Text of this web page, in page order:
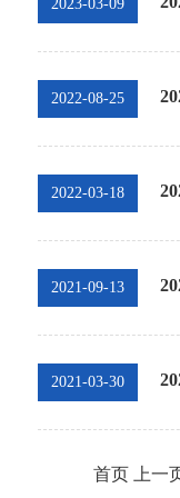
2023-03-09
2022-08-25
2022-03-18
2021-09-13
2021-03-30
首页 上一